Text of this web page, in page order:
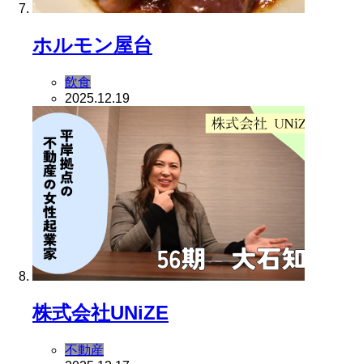
ホルモン屋台
飲食
2025.12.19
株式会社UNiZE
不動産